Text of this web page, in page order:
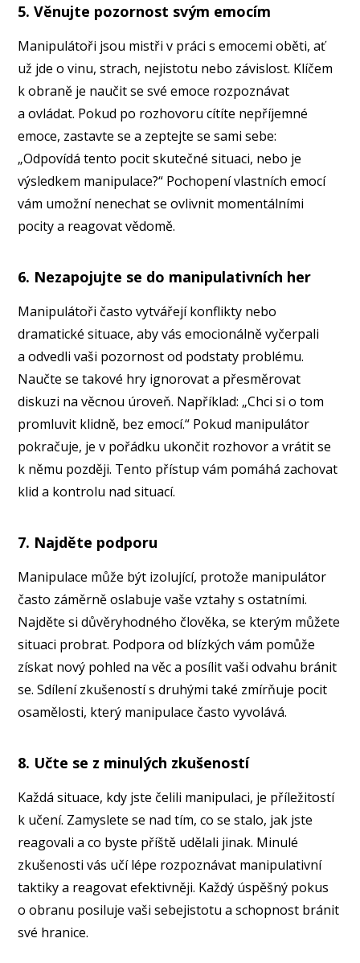
5. Věnujte pozornost svým emocím
Manipulátoři jsou mistři v práci s emocemi oběti, ať
už jde o vinu, strach, nejistotu nebo závislost. Klíčem
k obraně je naučit se své emoce rozpoznávat
a ovládat. Pokud po rozhovoru cítíte nepříjemné
emoce, zastavte se a zeptejte se sami sebe:
„Odpovídá tento pocit skutečné situaci, nebo je
výsledkem manipulace?“ Pochopení vlastních emocí
vám umožní nenechat se ovlivnit momentálními
pocity a reagovat vědomě.
6. Nezapojujte se do manipulativních her
Manipulátoři často vytvářejí konflikty nebo
dramatické situace, aby vás emocionálně vyčerpali
a odvedli vaši pozornost od podstaty problému.
Naučte se takové hry ignorovat a přesměrovat
diskuzi na věcnou úroveň. Například: „Chci si o tom
promluvit klidně, bez emocí.“ Pokud manipulátor
pokračuje, je v pořádku ukončit rozhovor a vrátit se
k němu později. Tento přístup vám pomáhá zachovat
klid a kontrolu nad situací.
7. Najděte podporu
Manipulace může být izolující, protože manipulátor
často záměrně oslabuje vaše vztahy s ostatními.
Najděte si důvěryhodného člověka, se kterým můžete
situaci probrat. Podpora od blízkých vám pomůže
získat nový pohled na věc a posílit vaši odvahu bránit
se. Sdílení zkušeností s druhými také zmírňuje pocit
osamělosti, který manipulace často vyvolává.
8. Učte se z minulých zkušeností
Každá situace, kdy jste čelili manipulaci, je příležitostí
k učení. Zamyslete se nad tím, co se stalo, jak jste
reagovali a co byste příště udělali jinak. Minulé
zkušenosti vás učí lépe rozpoznávat manipulativní
taktiky a reagovat efektivněji. Každý úspěšný pokus
o obranu posiluje vaši sebejistotu a schopnost bránit
své hranice.